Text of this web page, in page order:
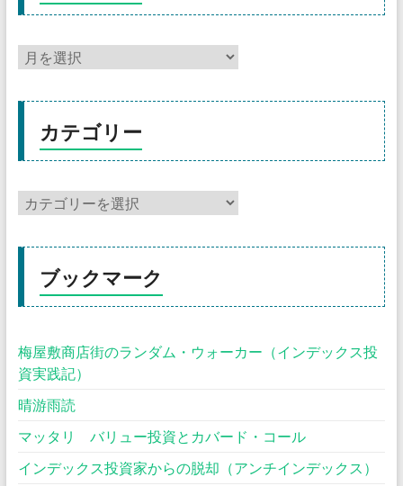
カテゴリー
ブックマーク
梅屋敷商店街のランダム・ウォーカー（インデックス投
資実践記）
晴游雨読
マッタリ バリュー投資とカバード・コール
インデックス投資家からの脱却（アンチインデックス）